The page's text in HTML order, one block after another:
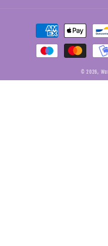
Zahlungsmethoden
© 2026,